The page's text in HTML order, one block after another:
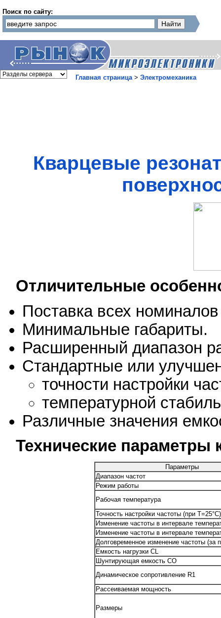
Поиск по сайту:
Главная страница> Электромеханика
Кварцевые
Отличительные
Поставка всех номиналов
Минимальные габариты.
Расширенный диапазон
Стандартные или
точности настройки
температурной
Различные значения
Технические параметры
Параметры
Диапазон частот
Режим работы
Рабочая температура
Точность настройки частоты (при Т=25°С)
Изменение частоты в интервале
Изменение частоты в интервале
Долговременное изменение частоты (за
Емкость нагрузки CL
Шунтирующая емкость СО
Динамическое сопротивление R1
Рассеиваемая мощность
Размеры